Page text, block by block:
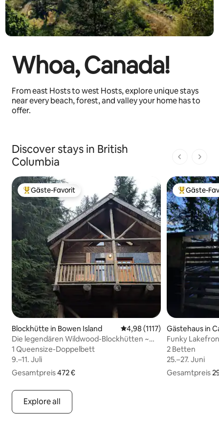
Whoa, Canada!
From east Hosts to west Hosts, explore unique stays
near every beach, forest, and valley your home has to
offer.
Discover stays in British
Columbia
1 von 1
Beliebter Gäste-Favorit.
Gäste-Favorit
Blockhütte in Bowen Island
Die legendären Wildwood-Blockhütten ~
BLOCKHÜTTE 2
1 Queensize-Doppelbett
1 Queensize-Doppelbett
9.–11. Juli
9.–11. Juli
Gesamtpreis472 €
472 € Gesamtpreis
Durchschnittliche
4,98 (1117)
Beliebter
Gäste-
Gästehaus in
Funky
2 Betten
2 Betten
25.–27. Juni
25.–27. Juni
Gesamtpreis
293 €
Explore all